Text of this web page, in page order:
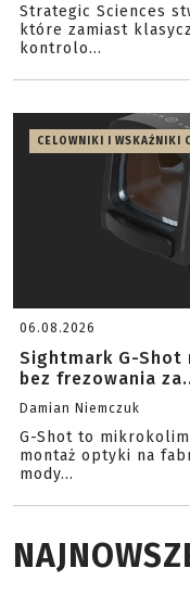
Strategic Sciences
które zamiast
kontrolo...
CELOWNIKI I WSKAŹNIKI
06.08.2026
Sightmark G-
bez frezowania
Damian Niemczuk
G-Shot to
montaż optyki na
mody...